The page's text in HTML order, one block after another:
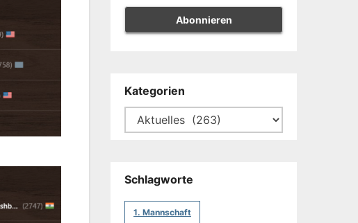
Kategorien
Schlagworte
1. Mannschaft